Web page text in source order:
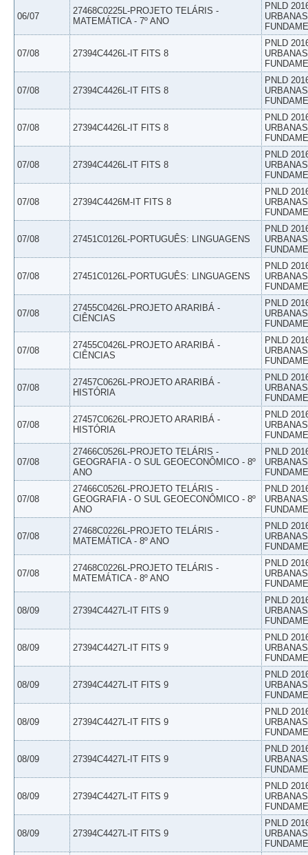
06/07
27468C0225L-PROJETO TELÁRIS -
MATEMÁTICA - 7º ANO
PNLD
07/08 27394C4426L-IT FITS 8
PNLD
07/08 27394C4426L-IT FITS 8
PNLD
07/08 27394C4426L-IT FITS 8
PNLD
07/08 27394C4426L-IT FITS 8
PNLD
07/08 27394C4426M-IT FITS 8
PNLD
07/08 27451C0126L-PORTUGUÊS: LINGUAGENS
PNLD
07/08 27451C0126L-PORTUGUÊS: LINGUAGENS
PNLD
07/08
27455C0426L-PROJETO ARARIBÁ -
CIÊNCIAS
PNLD
07/08
27455C0426L-PROJETO ARARIBÁ -
CIÊNCIAS
PNLD
07/08
27457C0626L-PROJETO ARARIBÁ -
HISTÓRIA
PNLD
07/08
27457C0626L-PROJETO ARARIBÁ -
HISTÓRIA
PNLD
07/08
27466C0526L-PROJETO TELÁRIS -
GEOGRAFIA - O SUL GEOECONÔMICO - 8º
ANO
PNLD
07/08
27466C0526L-PROJETO TELÁRIS -
GEOGRAFIA - O SUL GEOECONÔMICO - 8º
ANO
PNLD
07/08
27468C0226L-PROJETO TELÁRIS -
MATEMÁTICA - 8º ANO
PNLD
07/08
27468C0226L-PROJETO TELÁRIS -
MATEMÁTICA - 8º ANO
PNLD
08/09 27394C4427L-IT FITS 9
PNLD
08/09 27394C4427L-IT FITS 9
PNLD
08/09 27394C4427L-IT FITS 9
PNLD
08/09 27394C4427L-IT FITS 9
PNLD
08/09 27394C4427L-IT FITS 9
PNLD
08/09 27394C4427L-IT FITS 9
PNLD
08/09 27394C4427L-IT FITS 9
PNLD